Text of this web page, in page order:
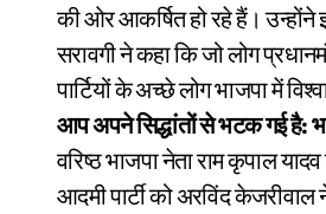
की ओर आकर्षित हो रहे हैं। उन्होंने
सरावगी ने कहा कि जो लोग
पार्टियों के अच्छे लोग भाजपा में
आप अपने सिद्धांतों से भटक गई है:
वरिष्ठ भाजपा नेता राम कृपाल
आदमी पार्टी को अरविंद